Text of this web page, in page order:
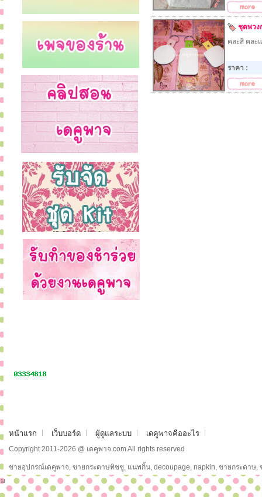
ชุดพวง
คละสี คละ
ราคา :
หน้าแรก เว็บบอร์ด ผู้ดูแลระบบ เดคูพาจคืออะไร
Copyright 2011-2026 @ เดคูพาจ.com All rights reserved
ขายอุปกรณ์เดคูพาจ, ขายกระดาษทิชชู, แนพกิ้น, decoupage, napkin, ขายกระดาษ
ม